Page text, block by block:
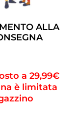
ALLA
a 29,99€
è limitata